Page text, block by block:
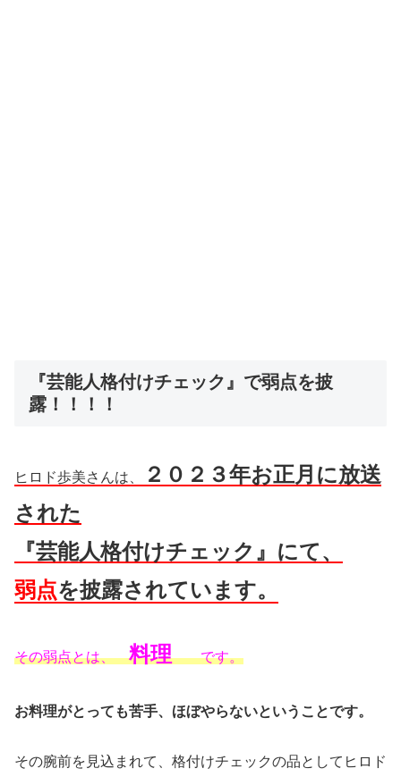
『芸能人格付けチェック』で弱点を披
露！！！！
ヒロド歩美さんは、
２０２３年お正月に放送
された
『芸能人格付けチェック』にて、
弱点を披露されています。
その弱点とは、料理です。
お料理がとっても苦手、ほぼやらないということです。
その腕前を見込まれて、格付けチェックの品としてヒロド